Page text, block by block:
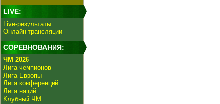
LIVE:
Live-результаты
Онлайн трансляции
СОРЕВНОВАНИЯ:
ЧМ 2026
Лига чемпионов
Лига Европы
Лига конференций
Лига наций
Клубный ЧМ